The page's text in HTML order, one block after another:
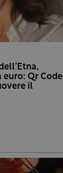
Qr Code
il